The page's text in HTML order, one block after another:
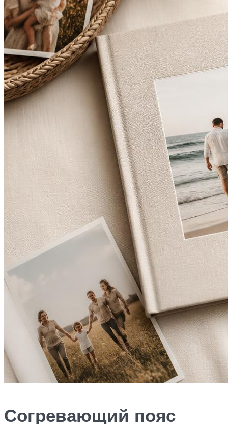
Согревающий пояс